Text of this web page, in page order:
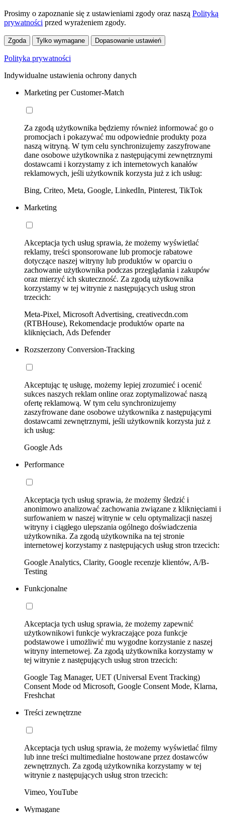
Prosimy o zapoznanie się z ustawieniami zgody oraz naszą Polityką
prywatności przed wyrażeniem zgody.
Zgoda Tylko wymagane Dopasowanie ustawień
Polityka prywatności
Indywidualne ustawienia ochrony danych
Marketing per Customer-Match
Za zgodą użytkownika będziemy również informować go o
promocjach i pokazywać mu odpowiednie produkty poza
naszą witryną. W tym celu synchronizujemy zaszyfrowane
dane osobowe użytkownika z następującymi zewnętrznymi
dostawcami i korzystamy z ich internetowych kanałów
reklamowych, jeśli użytkownik korzysta już z ich usług:
Bing, Criteo, Meta, Google, LinkedIn, Pinterest, TikTok
Marketing
Akceptacja tych usług sprawia, że możemy wyświetlać
reklamy, treści sponsorowane lub promocje rabatowe
dotyczące naszej witryny lub produktów w oparciu o
zachowanie użytkownika podczas przeglądania i zakupów
oraz mierzyć ich skuteczność. Za zgodą użytkownika
korzystamy w tej witrynie z następujących usług stron
trzecich:
Meta-Pixel, Microsoft Advertising, creativecdn.com
(RTBHouse), Rekomendacje produktów oparte na
kliknięciach, Ads Defender
Rozszerzony Conversion-Tracking
Akceptując tę usługę, możemy lepiej zrozumieć i ocenić
sukces naszych reklam online oraz zoptymalizować naszą
ofertę reklamową. W tym celu synchronizujemy
zaszyfrowane dane osobowe użytkownika z następującymi
dostawcami zewnętrznymi, jeśli użytkownik korzysta już z
ich usług:
Google Ads
Performance
Akceptacja tych usług sprawia, że możemy śledzić i
anonimowo analizować zachowania związane z kliknięciami i
surfowaniem w naszej witrynie w celu optymalizacji naszej
witryny i ciągłego ulepszania ogólnego doświadczenia
użytkownika. Za zgodą użytkownika na tej stronie
internetowej korzystamy z następujących usług stron trzecich:
Google Analytics, Clarity, Google recenzje klientów, A/B-
Testing
Funkcjonalne
Akceptacja tych usług sprawia, że możemy zapewnić
użytkownikowi funkcje wykraczające poza funkcje
podstawowe i umożliwić mu wygodne korzystanie z naszej
witryny internetowej. Za zgodą użytkownika korzystamy w
tej witrynie z następujących usług stron trzecich:
Google Tag Manager, UET (Universal Event Tracking)
Consent Mode od Microsoft, Google Consent Mode, Klarna,
Freshchat
Treści zewnętrzne
Akceptacja tych usług sprawia, że możemy wyświetlać filmy
lub inne treści multimedialne hostowane przez dostawców
zewnętrznych. Za zgodą użytkownika korzystamy w tej
witrynie z następujących usług stron trzecich:
Vimeo, YouTube
Wymagane